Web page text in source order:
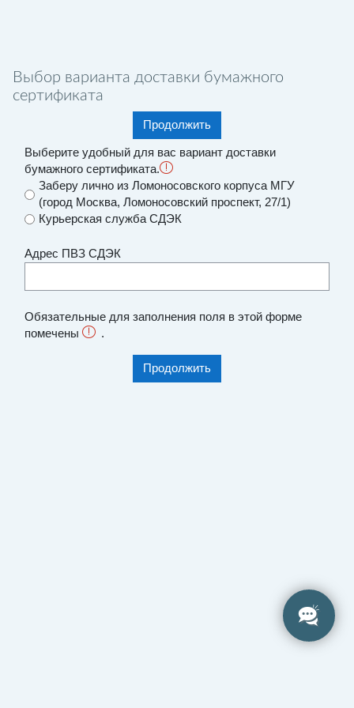
Выбор варианта доставки бумажного
сертификата
Продолжить
Выберите удобный для вас вариант доставки
бумажного сертификата.
Заберу лично из Ломоносовского корпуса МГУ
(город Москва, Ломоносовский проспект, 27/1)
Курьерская служба СДЭК
Адрес ПВЗ СДЭК
Обязательные для заполнения поля в этой форме
помечены
.
Продолжить